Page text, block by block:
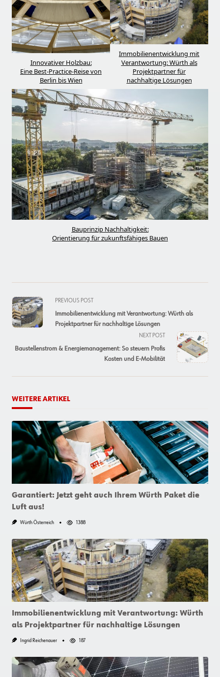
Innovativer Holzbau:
Eine Best-Practice-Reise von
Berlin bis Wien
Immobilienentwicklung mit
Verantwortung: Würth als
Projektpartner für
nachhaltige Lösungen
Bauprinzip Nachhaltigkeit:
Orientierung für zukunftsfähiges Bauen
<span
class="nav-
subtitle
reader-
PREVIOUS POST
Immobilienentwicklung mit Verantwortung: Würth als
Projektpartner für nachhaltige Lösungen
NEXT POST
Baustellenstrom & Energiemanagement: So steuern Profis
Kosten und E-Mobilität
WEITERE ARTIKEL
Garantiert: Jetzt geht auch Ihrem Würth Paket die
Luft aus!
Würth Österreich 1388
Immobilienentwicklung mit Verantwortung: Würth
als Projektpartner für nachhaltige Lösungen
Ingrid Reichenauer 187